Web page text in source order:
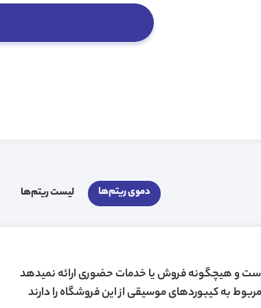
دموی ریتم‌ها لیست ریتم‌ها
است و هیچگونه فروش یا خدمات حضوری ارائه نمیدهد
به کیبوردهای موسیقی از این فروشگاه را دارند